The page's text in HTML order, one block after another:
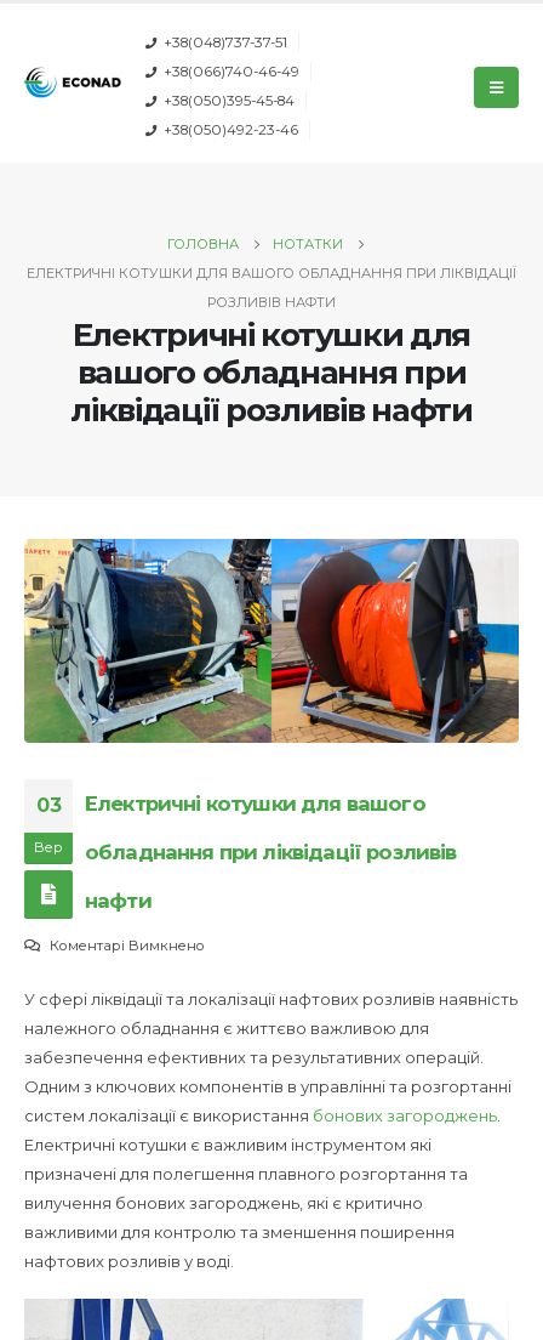
+38(048)737-37-51
+38(066)740-46-49
+38(050)395-45-84
+38(050)492-23-46
ГОЛОВНА
НОТАТКИ
ЕЛЕКТРИЧНІ КОТУШКИ ДЛЯ ВАШОГО ОБЛАДНАННЯ ПРИ ЛІКВІДАЦІЇ
РОЗЛИВІВ НАФТИ
Електричні котушки для
вашого обладнання при
ліквідації розливів нафти
03
Вер
Електричні котушки для вашого
обладнання при ліквідації розливів
нафти
Коментарі Вимкненодо
котушки
для
вашого
обладнання
при
ліквідації
розливів
нафти
У сфері ліквідації та локалізації нафтових розливів наявність
належного обладнання є життєво важливою для
забезпечення ефективних та результативних операцій.
Одним з ключових компонентів в управлінні та розгортанні
систем локалізації є використання бонових загороджень.
Електричні котушки є важливим інструментом які
призначені для полегшення плавного розгортання та
вилучення бонових загороджень, які є критично
важливими для контролю та зменшення поширення
нафтових розливів у воді.